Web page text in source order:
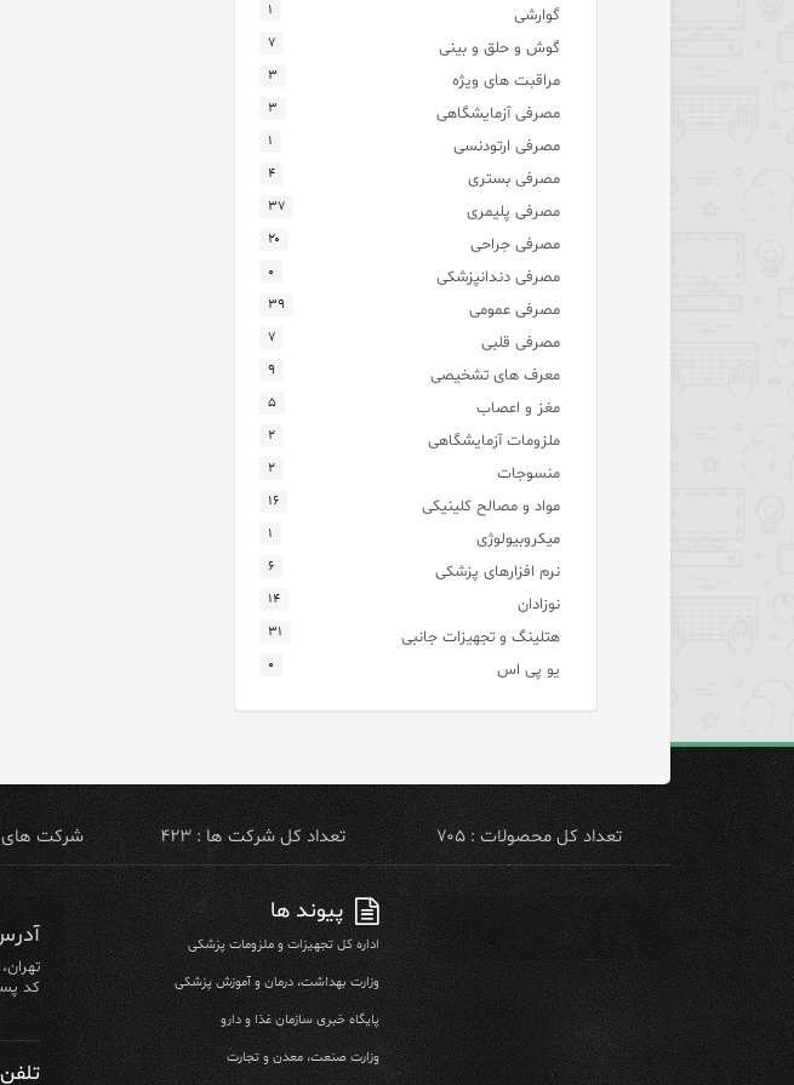
گوارشی ۱
گوش و حلق و بینی ۷
مراقبت های ویژه ۳
مصرفی آزمایشگاهی ۳
مصرفی ارتودنسی ۱
مصرفی بستری ۴
مصرفی پلیمری ۳۷
مصرفی جراحی ۲۰
مصرفی دندانپزشکی ۰
مصرفی عمومی ۳۹
مصرفی قلبی ۷
معرف های تشخیصی ۹
مغز و اعصاب ۵
ملزومات آزمایشگاهی ۲
منسوجات ۲
مواد و مصالح کلینیکی ۱۶
میکروبیولوژی ۱
نرم افزارهای پزشکی ۶
نوزادان ۱۴
هتلینگ و تجهیزات جانبی ۳۱
یو پی اس ۰
تعداد کل محصولات : ۷۰۵ تعداد کل شرکت ها : ۴۲۳ شرکت های
پیوند ها
اداره کل تجهیزات و ملزومات پزشکی
وزارت بهداشت، درمان و آموزش پزشکی
پایگاه خبری سازمان غذا و دارو
وزارت صنعت، معدن و تجارت
تهران،
کد پستی: